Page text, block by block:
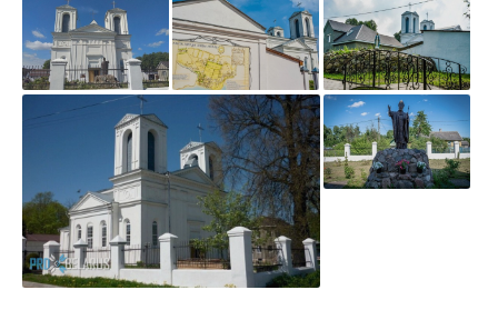
Музеи
Замки и дворцы
Военная история
Гражданская архитектура
Спортивные сооружения
Производства
Ратуши
Родовые усадьбы
Садово-парковая архитектура